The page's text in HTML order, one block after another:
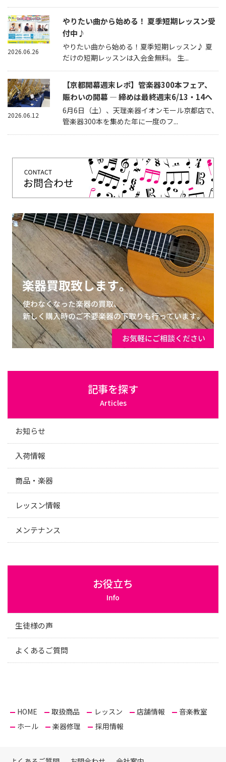
やりたい曲から始める！ 夏季短期レッスン受
付中♪
やりたい曲から始める！夏季短期レッスン♪ 夏
だけの短期レッスンは入会金無料。 生...
2026.06.26
【京都開幕週末レポ】管楽器300本フェア、
賑わいの開幕 — 締めは最終週末6/13・14へ
6月6日（土）、天理楽器イオンモール京都店で、
管楽器300本を集めた年に一度のフ...
2026.06.12
記事を探す
Articles
お知らせ
入荷情報
商品・楽器
レッスン情報
メンテナンス
お役立ち
Info
生徒様の声
よくあるご質問
HOME 取扱商品 レッスン 店舗情報
音楽教室
ホール
楽器修理 採用情報